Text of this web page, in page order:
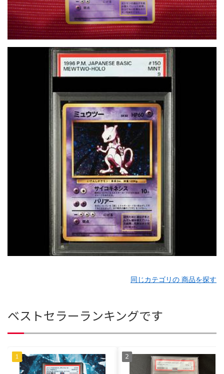
同じカテゴリの 商品を探す
ベストセラーランキングです